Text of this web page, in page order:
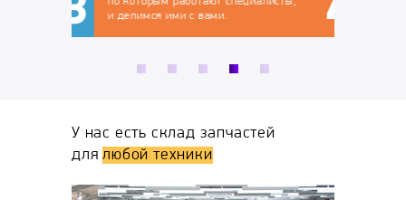
и делимся ими с вами.
У нас есть склад запчастей
длялюбой техники